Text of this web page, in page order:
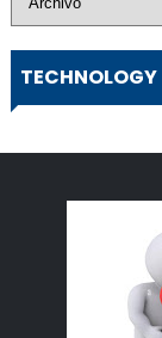
TECHNOLOGY